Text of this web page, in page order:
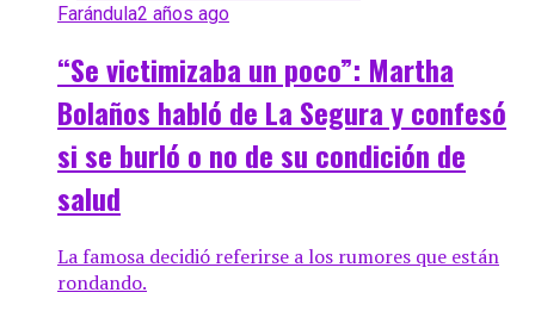
Farándula2 años ago
“Se victimizaba un poco”: Martha
Bolaños habló de La Segura y confesó
si se burló o no de su condición de
salud
La famosa decidió referirse a los rumores que están
rondando.